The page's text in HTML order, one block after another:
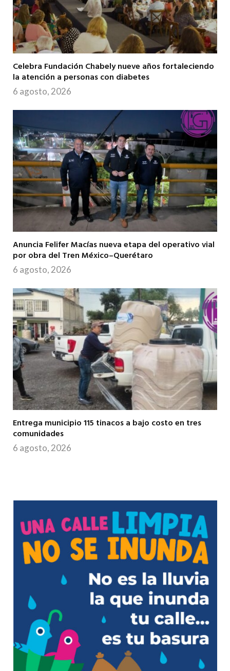
Celebra Fundación Chabely nueve años fortaleciendo
la atención a personas con diabetes
6 agosto, 2026
Anuncia Felifer Macías nueva etapa del operativo vial
por obra del Tren México–Querétaro
6 agosto, 2026
Entrega municipio 115 tinacos a bajo costo en tres
comunidades
6 agosto, 2026